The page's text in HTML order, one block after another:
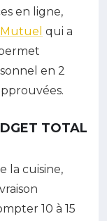
en ligne,
qui a
en 2
TOTAL
la cuisine,
10 à 15